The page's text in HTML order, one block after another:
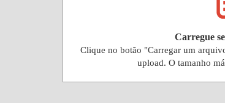
Carregue
Clique no botão "Carregar um
upload. O tamanho